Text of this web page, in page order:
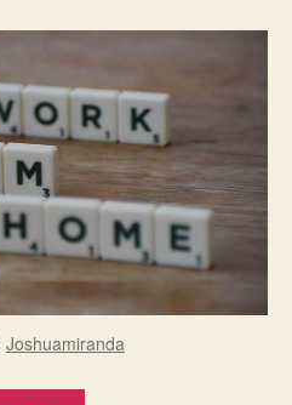
Joshuamiranda